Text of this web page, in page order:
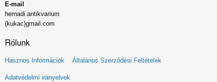
E-mail
hernadi.antikvarium
(kukac)gmail.com
Rólunk
Lábléc
menü
Hasznos Információk Általános Szerződési Feltételek
Adatvédelmi irányelvek